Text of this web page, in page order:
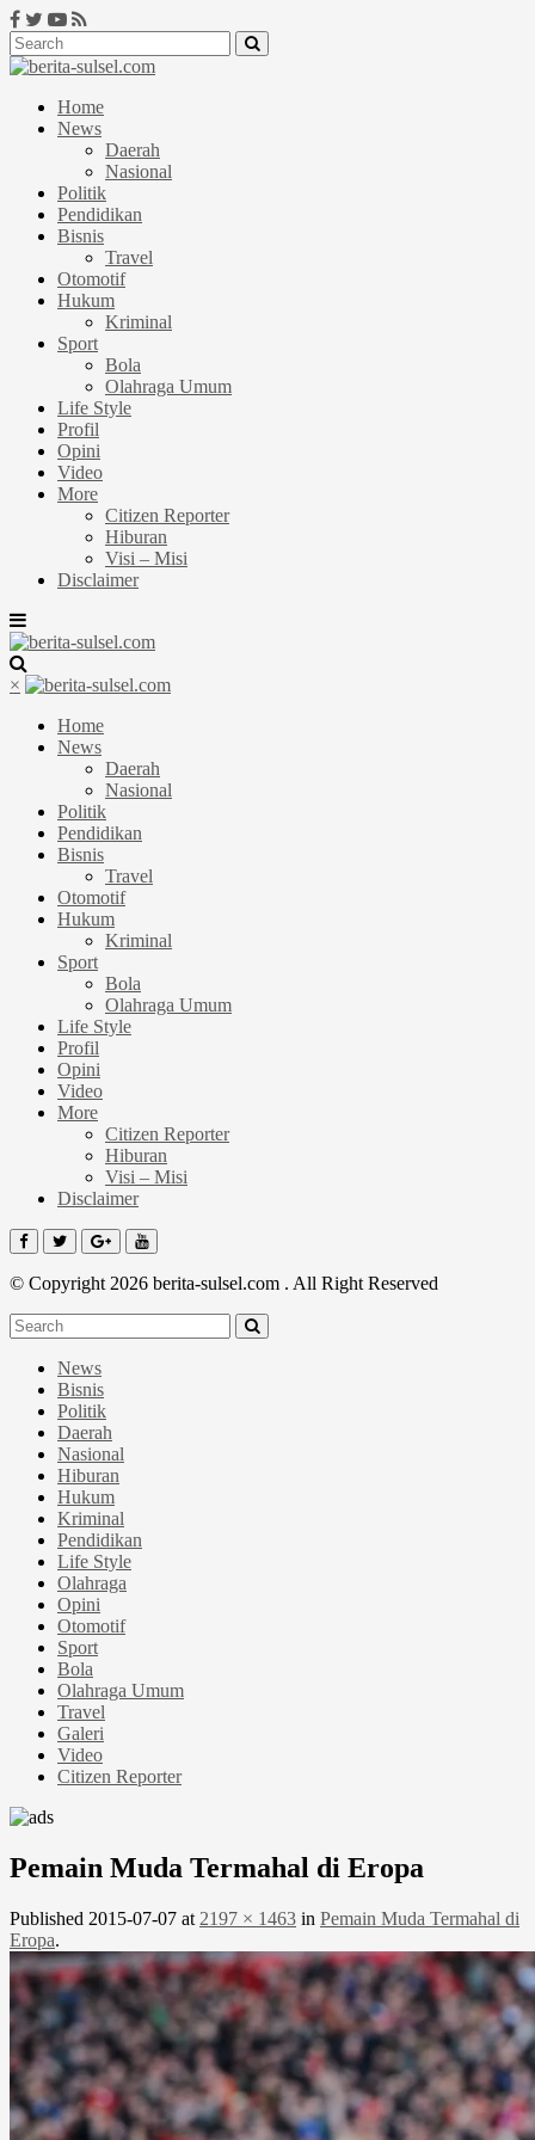
Home
News
Daerah
Nasional
Politik
Pendidikan
Bisnis
Travel
Otomotif
Hukum
Kriminal
Sport
Bola
Olahraga Umum
Life Style
Profil
Opini
Video
More
Citizen Reporter
Hiburan
Visi – Misi
Disclaimer
×
Home
News
Daerah
Nasional
Politik
Pendidikan
Bisnis
Travel
Otomotif
Hukum
Kriminal
Sport
Bola
Olahraga Umum
Life Style
Profil
Opini
Video
More
Citizen Reporter
Hiburan
Visi – Misi
Disclaimer
© Copyright 2026 berita-sulsel.com . All Right Reserved
News
Bisnis
Politik
Daerah
Nasional
Hiburan
Hukum
Kriminal
Pendidikan
Life Style
Olahraga
Opini
Otomotif
Sport
Bola
Olahraga Umum
Travel
Galeri
Video
Citizen Reporter
Pemain Muda Termahal di Eropa
Published 2015-07-07 at 2197 × 1463 in Pemain Muda Termahal di
Eropa.